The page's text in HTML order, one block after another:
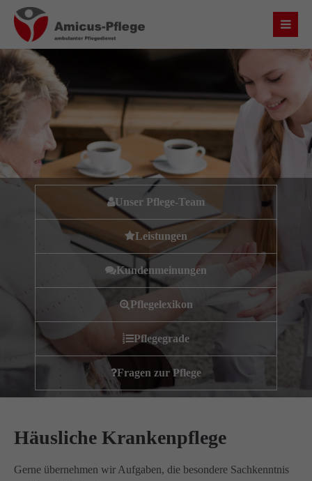
Login
Benutzername
Passwort
Anmelden
Lost your password?
Über uns
Wir haben uns als ambulanter Pflegedienst auf
Wohngemeinschaften für Senioren spezialisiert. Mit der
Spezialisierung im Bereich Demenz erleben wir immer wieder
GUTES
tun.
Wir sagenDANKEfür Ihr Feedback!
Kontakt
Unser Pflege-Team
Leistungen
Kundenmeinungen
Pflegelexikon
Pflegegrade
Fragen zur Pflege
Häusliche Krankenpflege
Gerne übernehmen wir Aufgaben, die besondere Sachkenntnis